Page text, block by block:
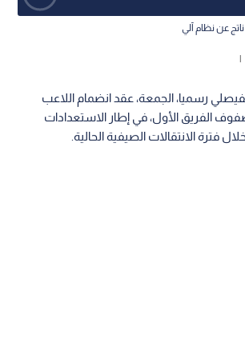
عن نظام آلي
رسميا، الجمعة، عقد انضمام اللاعب
الفريق الأول، في إطار الاستعدادات
فترة الانتقالات الصيفية الحالية.